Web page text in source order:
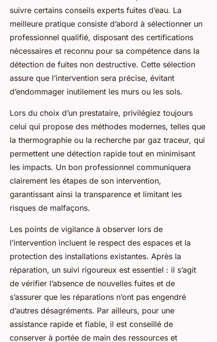
suivre certains conseils experts fuites d’eau. La
meilleure pratique consiste d’abord à sélectionner un
professionnel qualifié, disposant des certifications
nécessaires et reconnu pour sa compétence dans la
détection de fuites non destructive. Cette sélection
assure que l’intervention sera précise, évitant
d’endommager inutilement les murs ou les sols.
Lors du choix d’un prestataire, privilégiez toujours
celui qui propose des méthodes modernes, telles que
la thermographie ou la recherche par gaz traceur, qui
permettent une détection rapide tout en minimisant
les impacts. Un bon professionnel communiquera
clairement les étapes de son intervention,
garantissant ainsi la transparence et limitant les
risques de malfaçons.
Les points de vigilance à observer lors de
l’intervention incluent le respect des espaces et la
protection des installations existantes. Après la
réparation, un suivi rigoureux est essentiel : il s’agit
de vérifier l’absence de nouvelles fuites et de
s’assurer que les réparations n’ont pas engendré
d’autres désagréments. Par ailleurs, pour une
assistance rapide et fiable, il est conseillé de
conserver à portée de main des ressources et